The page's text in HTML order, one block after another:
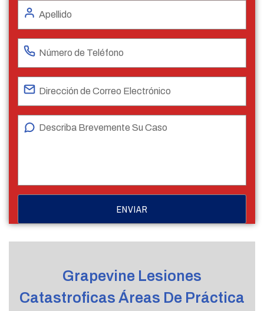
Grapevine Lesiones
Catastroficas Áreas De Práctica